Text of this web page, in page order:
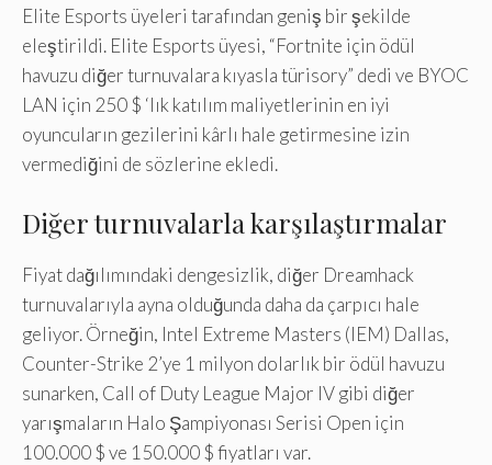
Elite Esports üyeleri tarafından geniş bir şekilde
eleştirildi. Elite Esports üyesi, “Fortnite için ödül
havuzu diğer turnuvalara kıyasla türisory” dedi ve BYOC
LAN için 250 $ ‘lık katılım maliyetlerinin en iyi
oyuncuların gezilerini kârlı hale getirmesine izin
vermediğini de sözlerine ekledi.
Diğer turnuvalarla karşılaştırmalar
Fiyat dağılımındaki dengesizlik, diğer Dreamhack
turnuvalarıyla ayna olduğunda daha da çarpıcı hale
geliyor. Örneğin, Intel Extreme Masters (IEM) Dallas,
Counter-Strike 2’ye 1 milyon dolarlık bir ödül havuzu
sunarken, Call of Duty League Major IV gibi diğer
yarışmaların Halo Şampiyonası Serisi Open için
100.000 $ ve 150.000 $ fiyatları var.